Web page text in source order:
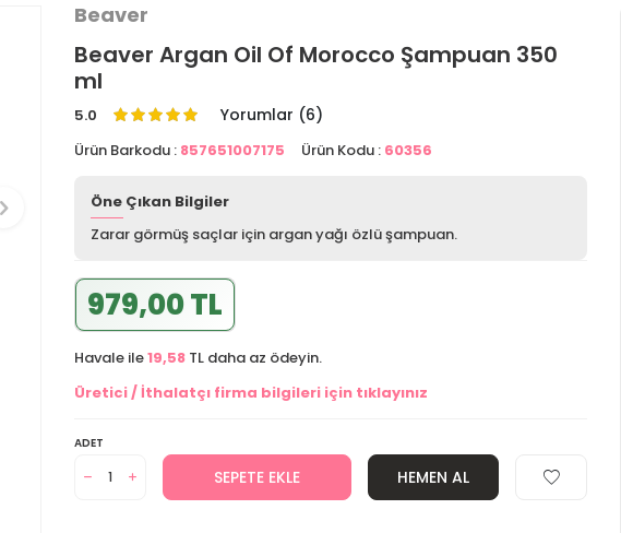
Beaver
Beaver Argan Oil Of Morocco Şampuan 350
ml
5.0 Yorumlar (6)
Ürün Barkodu : 857651007175 Ürün Kodu : 60356
Öne Çıkan Bilgiler
Zarar görmüş saçlar için argan yağı özlü şampuan.
979,00 TL
Havale ile19,58 TL daha az ödeyin.
Üretici / İthalatçı firma bilgileri için tıklayınız
ADET
SEPETE EKLE HEMEN AL